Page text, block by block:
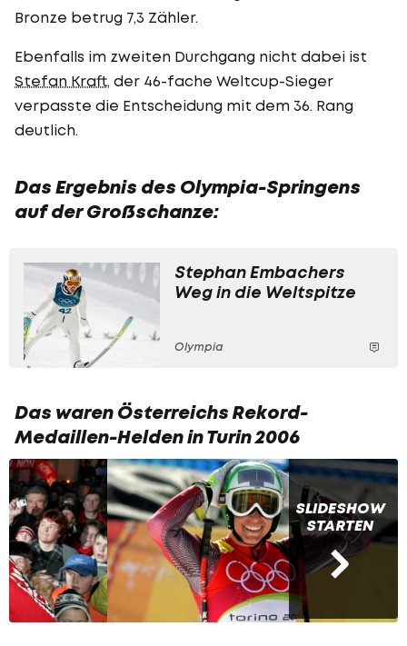
Bronze betrug 7,3 Zähler.
Ebenfalls im zweiten Durchgang nicht dabei ist
Stefan Kraft, der 46-fache Weltcup-Sieger
verpasste die Entscheidung mit dem 36. Rang
deutlich.
Das Ergebnis des Olympia-Springens
auf der Großschanze:
Stephan Embachers
Weg in die Weltspitze
Olympia
Das waren Österreichs Rekord-
Medaillen-Helden in Turin 2006
SLIDESHOW
STARTEN